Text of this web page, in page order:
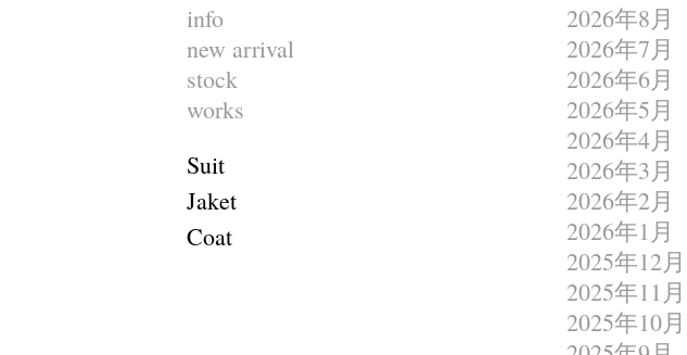
info
new arrival
stock
works
Suit
Jaket
Coat
2026年8月
2026年7月
2026年6月
2026年5月
2026年4月
2026年3月
2026年2月
2026年1月
2025年12月
2025年11月
2025年10月